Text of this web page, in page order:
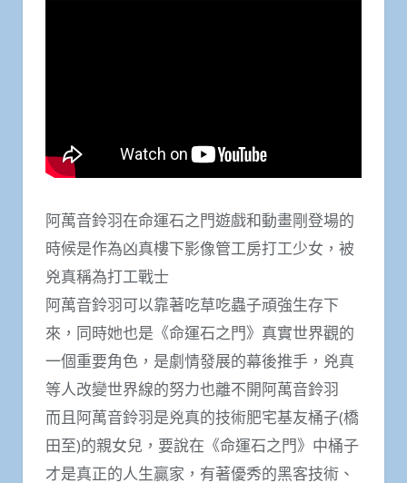
阿萬音鈴羽在命運石之門遊戲和動畫剛登場的
時候是作為凶真樓下影像管工房打工少女，被
兇真稱為打工戰士
阿萬音鈴羽可以靠著吃草吃蟲子頑強生存下
來，同時她也是《命運石之門》真實世界觀的
一個重要角色，是劇情發展的幕後推手，兇真
等人改變世界線的努力也離不開阿萬音鈴羽
而且阿萬音鈴羽是兇真的技術肥宅基友桶子(橋
田至)的親女兒，要說在《命運石之門》中桶子
才是真正的人生贏家，有著優秀的黑客技術、